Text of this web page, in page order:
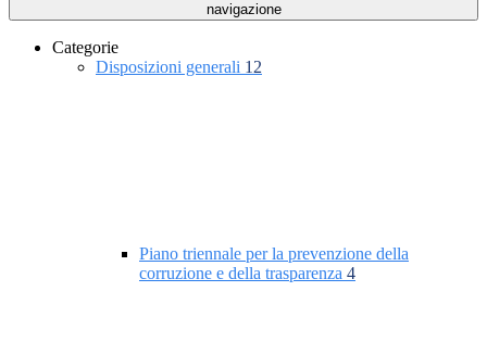
navigazione
Categorie
Disposizioni generali 12
Piano triennale per la prevenzione della
corruzione e della trasparenza 4